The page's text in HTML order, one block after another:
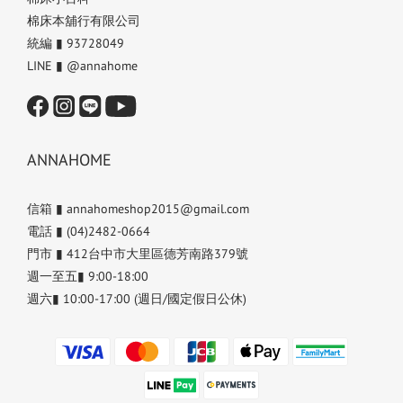
棉床本舖行有限公司
統編 ▮ 93728049
LINE ▮ @annahome
ANNAHOME
信箱 ▮ annahomeshop2015@gmail.com
電話 ▮ (04)2482-0664
門市 ▮ 412台中市大里區德芳南路379號
週一至五▮ 9:00-18:00
週六▮ 10:00-17:00 (週日/國定假日公休)